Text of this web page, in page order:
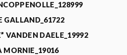
GALLAND_61722
VANDEN DAELE_19992
MORNIE_19016